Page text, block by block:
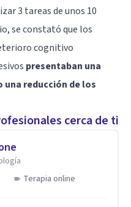
3 tareas de unos 10
se constató que los
cognitivo
presentaban una
reducción de los
cerca de ti
Terapia online